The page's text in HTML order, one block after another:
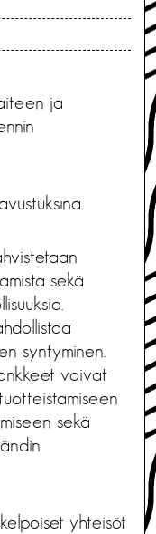
ja
sekä
syntyminen.
voivat
sekä
yhteisöt